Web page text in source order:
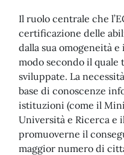
Il ruolo centrale che
certificazione delle
dalla sua omogeneità
modo secondo il quale
sviluppate. La
base di conoscenze
istituzioni (come il
Università e Ricerca e
promuoverne il
maggior numero di